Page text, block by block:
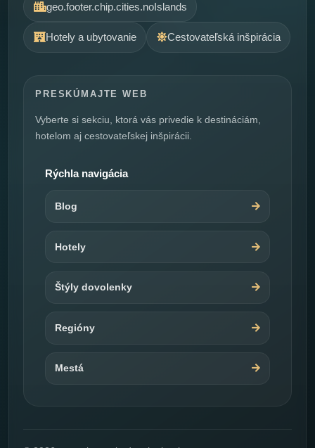
geo.footer.chip.cities.noIslands
Hotely a ubytovanie Cestovateľská inšpirácia
PRESKÚMAJTE WEB
Vyberte si sekciu, ktorá vás privedie k destináciám,
hotelom aj cestovateľskej inšpirácii.
Rýchla navigácia
Blog
Hotely
Štýly dovolenky
Regióny
Mestá